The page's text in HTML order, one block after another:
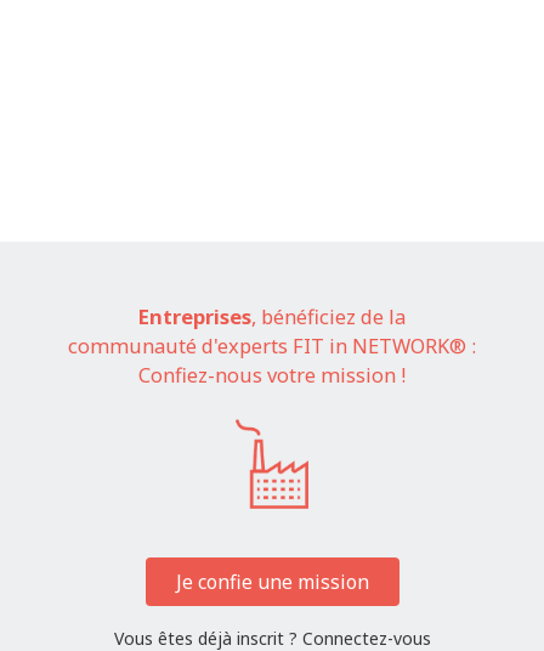
Entreprises, bénéficiez de la
communauté d'experts FIT in NETWORK® :
Confiez-nous votre mission !
Je confie une mission
Vous êtes déjà inscrit ? Connectez-vous